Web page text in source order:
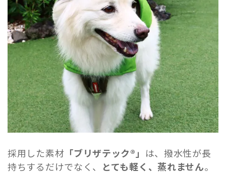
採用した素材 「ブリザテック®」 は、撥水性が長
持ちするだけでなく、
とても軽く、蒸れません。